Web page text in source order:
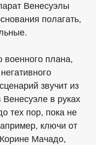
Венесуэлы
полагать,
военного плана,
звучит из
Венесуэле в руках
тех пор, пока не
ключи от
Мачадо,